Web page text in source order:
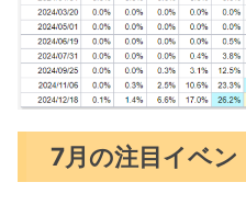
7月の注目イベ